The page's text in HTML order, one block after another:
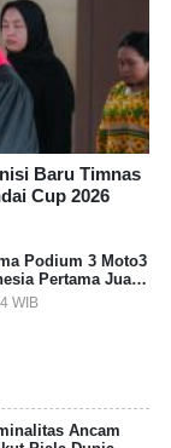
Baru Timnas
Cup 2026
Podium 3 Moto3
Pertama Juara
WIB
Ancam